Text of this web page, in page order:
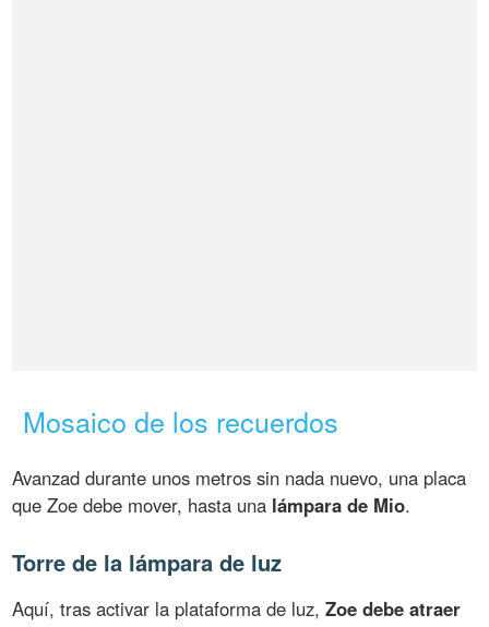
Mosaico de los recuerdos
Avanzad durante unos metros sin nada nuevo, una placa
que Zoe debe mover, hasta una lámpara de Mio.
Torre de la lámpara de luz
Aquí, tras activar la plataforma de luz,Zoe debe atraer